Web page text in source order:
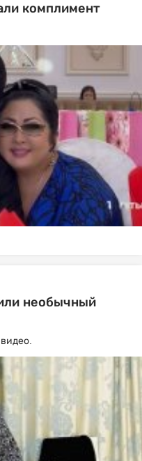
комплимент
необычный